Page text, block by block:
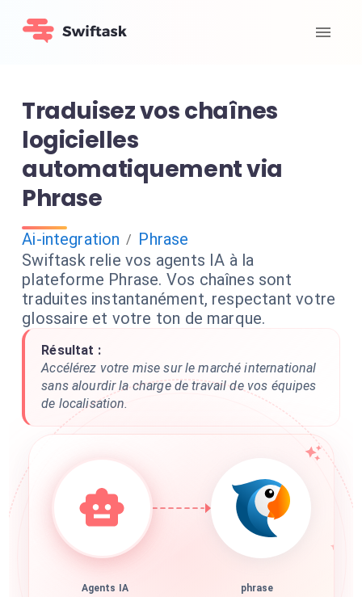
Traduisez vos chaînes
logicielles
automatiquement via
Phrase
Ai-integration / Phrase
Swiftask relie vos agents IA à la
plateforme Phrase. Vos chaînes sont
traduites instantanément, respectant votre
glossaire et votre ton de marque.
Résultat :
Accélérez votre mise sur le marché international
sans alourdir la charge de travail de vos équipes
de localisation.
Agents IA phrase